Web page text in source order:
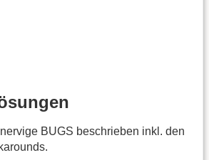
BUGS beschrieben inkl. den